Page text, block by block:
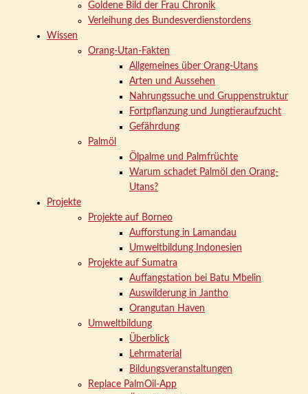
Goldene Bild der Frau Chronik
Verleihung des Bundesverdienstordens
Wissen
Orang-Utan-Fakten
Allgemeines über Orang-Utans
Arten und Aussehen
Nahrungssuche und Gruppenstruktur
Fortpflanzung und Jungtieraufzucht
Gefährdung
Palmöl
Ölpalme und Palmfrüchte
Warum schadet Palmöl den Orang-
Utans?
Projekte
Projekte auf Borneo
Aufforstung in Lamandau
Umweltbildung Indonesien
Projekte auf Sumatra
Auffangstation bei Batu Mbelin
Auswilderung in Jantho
Orangutan Haven
Umweltbildung
Überblick
Lehrmaterial
Bildungsveranstaltungen
Replace PalmOil-App